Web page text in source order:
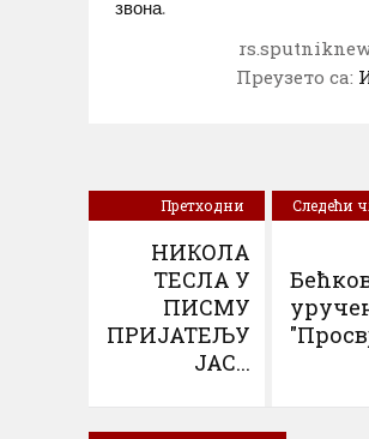
звона.
Преузето са:
Претходни
НИКОЛА
ТЕСЛА У
ПИСМУ
ПРИЈАТЕЉУ
ЈАС...
Следећи